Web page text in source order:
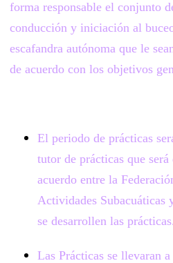
forma responsable el conjunto
conducción y iniciación al
escafandra autónoma que le
de acuerdo con los objetivos
El periodo de prácticas
tutor de prácticas que
acuerdo entre la
Actividades Subacuáticas
se desarrollen las prácticas.
Las Prácticas se llevaran